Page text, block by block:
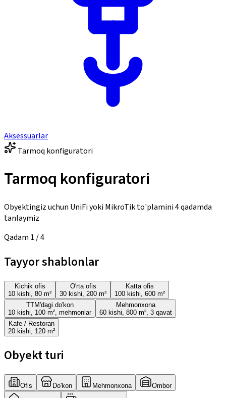
Aksessuarlar
Tarmoq konfiguratori
Tarmoq konfiguratori
Obyektingiz uchun UniFi yoki MikroTik to'plamini 4 qadamda
tanlaymiz
Qadam 1 /4
Tayyor shablonlar
Kichik ofis
10 kishi, 80 m²
O'rta ofis
30 kishi, 200 m²
Katta ofis
100 kishi, 600 m²
TTM'dagi do'kon
10 kishi, 100 m², mehmonlar
Mehmonxona
60 kishi, 800 m², 3 qavat
Kafe / Restoran
20 kishi, 120 m²
Obyekt turi
Ofis Do'kon Mehmonxona Ombor